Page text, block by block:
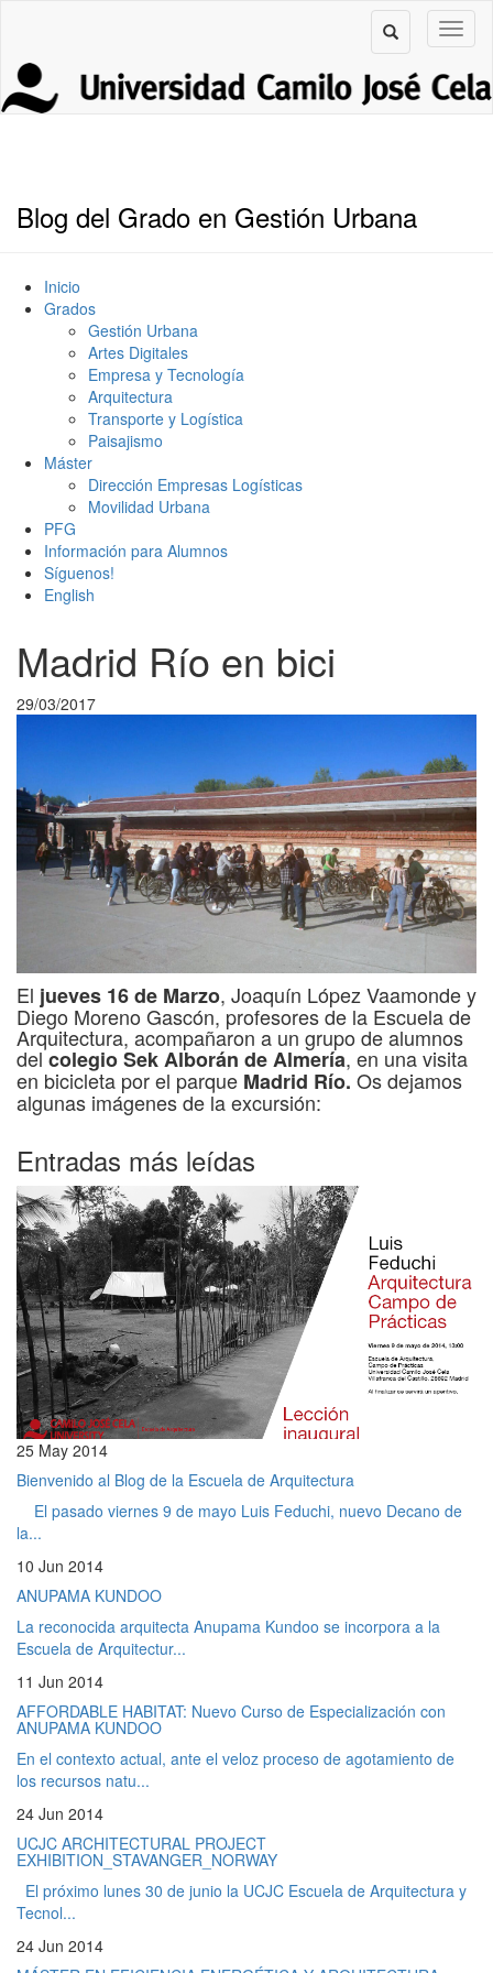
Blog del Grado en Gestión Urbana
Inicio
Grados
Gestión Urbana
Artes Digitales
Empresa y Tecnología
Arquitectura
Transporte y Logística
Paisajismo
Máster
Dirección Empresas Logísticas
Movilidad Urbana
PFG
Información para Alumnos
Síguenos!
English
Madrid Río en bici
29/03/2017
El jueves 16 de Marzo, Joaquín López Vaamonde y
Diego Moreno Gascón, profesores de la Escuela de
Arquitectura, acompañaron a un grupo de alumnos
delcolegio Sek Alborán de Almería, en una visita
en bicicleta por el parque Madrid Río. Os dejamos
algunas imágenes de la excursión:
Entradas más leídas
25 May 2014
Bienvenido al Blog de la Escuela de Arquitectura
El pasado viernes 9 de mayo Luis Feduchi, nuevo Decano de
la...
10 Jun 2014
ANUPAMA KUNDOO
La reconocida arquitecta Anupama Kundoo se incorpora a la
Escuela de Arquitectur...
11 Jun 2014
AFFORDABLE HABITAT: Nuevo Curso de Especialización con
ANUPAMA KUNDOO
En el contexto actual, ante el veloz proceso de agotamiento de
los recursos natu...
24 Jun 2014
UCJC ARCHITECTURAL PROJECT
EXHIBITION_STAVANGER_NORWAY
El próximo lunes 30 de junio la UCJC Escuela de Arquitectura y
Tecnol...
24 Jun 2014